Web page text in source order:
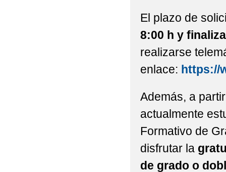
El plazo de
8:00 h y
realizarse
enlace: https://
Además, a
actualmente
Formativo de
disfrutar la
de grado o